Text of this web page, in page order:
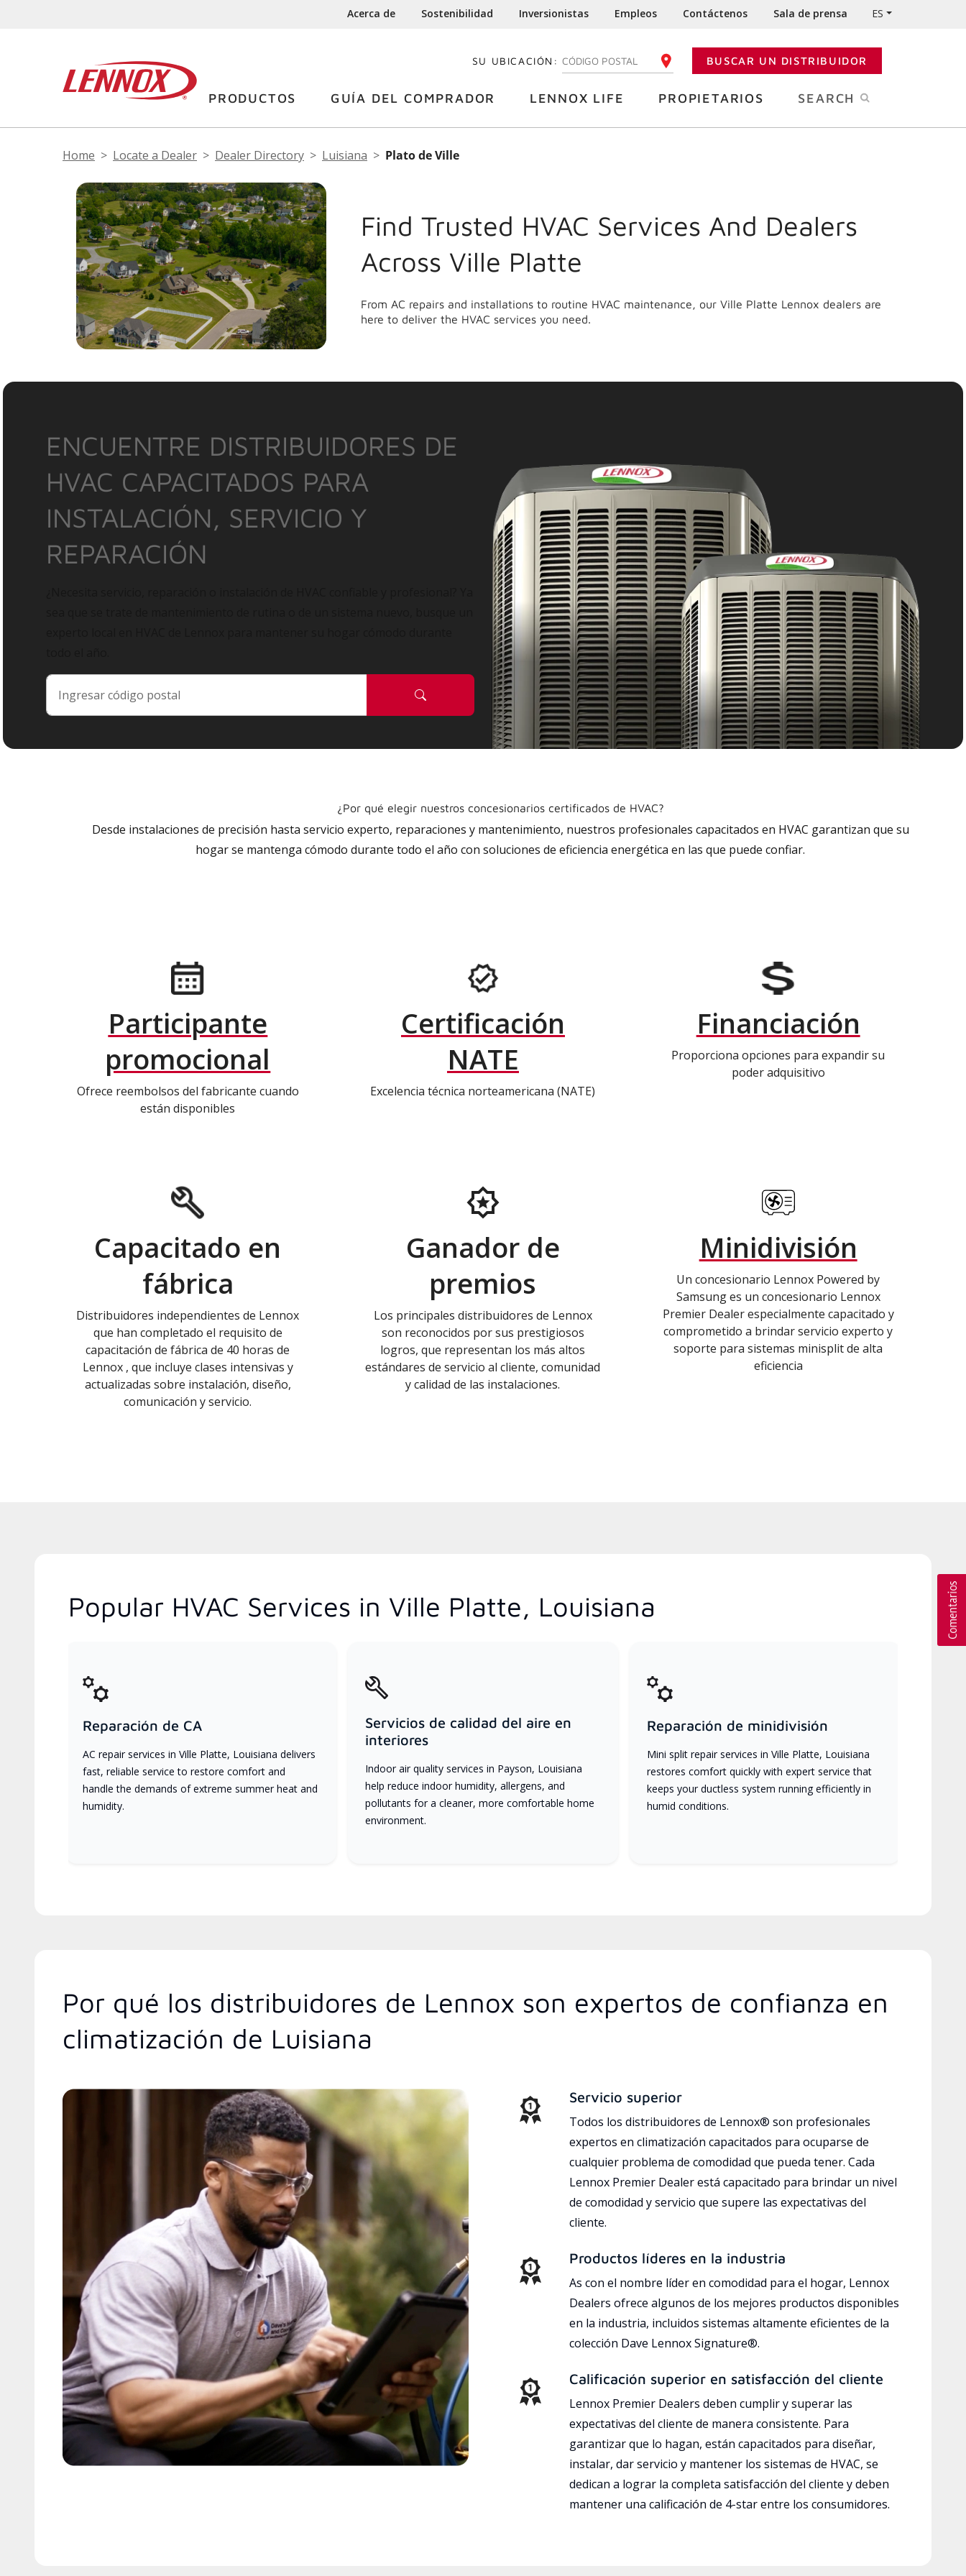
Acerca de Sostenibilidad Inversionistas Empleos Contáctenos Sala de prensa ES
SU UBICACIÓN: INGRESE SU CÓDIGO POSTAL BUSCAR UN DISTRIBUIDOR
PRODUCTOS GUÍA DEL COMPRADOR LENNOX LIFE PROPIETARIOS SEARCH
Home Locate a Dealer Dealer Directory Luisiana Plato de Ville
Find Trusted HVAC Services And Dealers
Across Ville Platte
From AC repairs and installations to routine HVAC maintenance, our Ville Platte Lennox dealers are
here to deliver the HVAC services you need.
ENCUENTRE DISTRIBUIDORES DE
HVAC CAPACITADOS PARA
INSTALACIÓN, SERVICIO Y
REPARACIÓN
¿Por qué elegir nuestros concesionarios certificados de HVAC?
Desde instalaciones de precisión hasta servicio experto, reparaciones y mantenimiento, nuestros profesionales capacitados en HVAC garantizan que su
hogar se mantenga cómodo durante todo el año con soluciones de eficiencia energética en las que puede confiar.
Participante
promocional
Ofrece reembolsos del fabricante cuando
están disponibles
Certificación
NATE
Excelencia técnica norteamericana (NATE)
Financiación
Proporciona opciones para expandir su
poder adquisitivo
Capacitado en
fábrica
Distribuidores independientes de Lennox
que han completado el requisito de
capacitación de fábrica de 40 horas de
Lennox , que incluye clases intensivas y
actualizadas sobre instalación, diseño,
comunicación y servicio.
Ganador de
premios
Los principales distribuidores de Lennox
son reconocidos por sus prestigiosos
logros, que representan los más altos
estándares de servicio al cliente, comunidad
y calidad de las instalaciones.
Minidivisión
Un concesionario Lennox Powered by
Samsung es un concesionario Lennox
Premier Dealer especialmente capacitado y
comprometido a brindar servicio experto y
soporte para sistemas minisplit de alta
eficiencia
Popular HVAC Services in Ville Platte, Louisiana
Reparación de CA
AC repair services in Ville Platte, Louisiana delivers
fast, reliable service to restore comfort and
handle the demands of extreme summer heat and
humidity.
Servicios de calidad del aire en
interiores
Indoor air quality services in Payson, Louisiana
help reduce indoor humidity, allergens, and
pollutants for a cleaner, more comfortable home
environment.
Reparación de minidivisión
Mini split repair services in Ville Platte, Louisiana
restores comfort quickly with expert service that
keeps your ductless system running efficiently in
humid conditions.
Por qué los distribuidores de Lennox son expertos de confianza en
climatización de Luisiana
Servicio superior
Todos los distribuidores de Lennox® son profesionales
expertos en climatización capacitados para ocuparse de
cualquier problema de comodidad que pueda tener. Cada
Lennox Premier Dealer está capacitado para brindar un nivel
de comodidad y servicio que supere las expectativas del
cliente.
Productos líderes en la industria
As con el nombre líder en comodidad para el hogar, Lennox
Dealers ofrece algunos de los mejores productos disponibles
en la industria, incluidos sistemas altamente eficientes de la
colección Dave Lennox Signature®.
Calificación superior en satisfacción del cliente
Lennox Premier Dealers deben cumplir y superar las
expectativas del cliente de manera consistente. Para
garantizar que lo hagan, están capacitados para diseñar,
instalar, dar servicio y mantener los sistemas de HVAC, se
dedican a lograr la completa satisfacción del cliente y deben
mantener una calificación de 4-star entre los consumidores.